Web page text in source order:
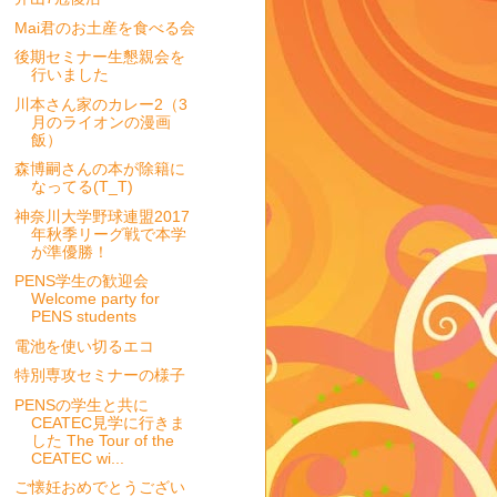
Mai君のお土産を食べる会
後期セミナー生懇親会を
行いました
川本さん家のカレー2（3
月のライオンの漫画
飯）
森博嗣さんの本が除籍に
なってる(T_T)
神奈川大学野球連盟2017
年秋季リーグ戦で本学
が準優勝！
PENS学生の歓迎会
Welcome party for
PENS students
電池を使い切るエコ
特別専攻セミナーの様子
PENSの学生と共に
CEATEC見学に行きま
した The Tour of the
CEATEC wi...
ご懐妊おめでとうござい